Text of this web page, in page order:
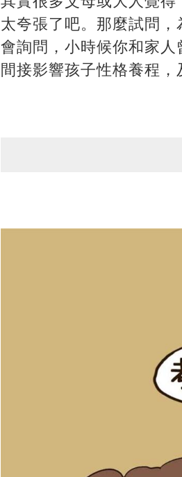
太夸張了吧。那麼試問
會詢問，小時候你和家人
間接影響孩子性格養程，